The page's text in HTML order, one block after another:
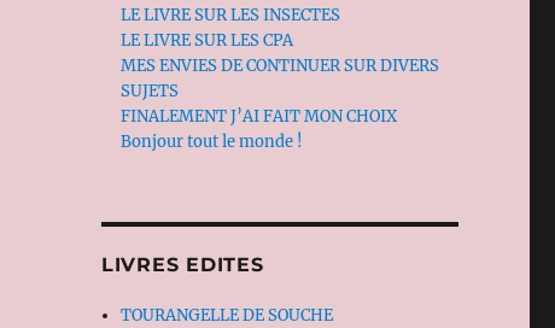
LE LIVRE SUR LES INSECTES
LE LIVRE SUR LES CPA
MES ENVIES DE CONTINUER SUR DIVERS
SUJETS
FINALEMENT J’AI FAIT MON CHOIX
Bonjour tout le monde !
LIVRES EDITES
TOURANGELLE DE SOUCHE